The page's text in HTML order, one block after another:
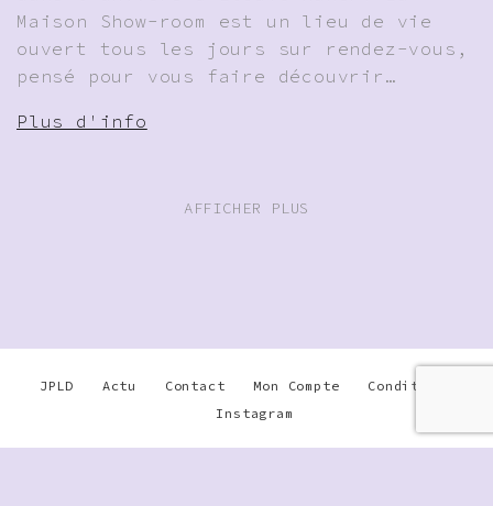
Maison Show-room est un lieu de vie
ouvert tous les jours sur rendez-vous,
pensé pour vous faire découvrir…
Plus d'info
AFFICHER PLUS
JPLD Actu Contact Mon Compte
Conditions
Instagram